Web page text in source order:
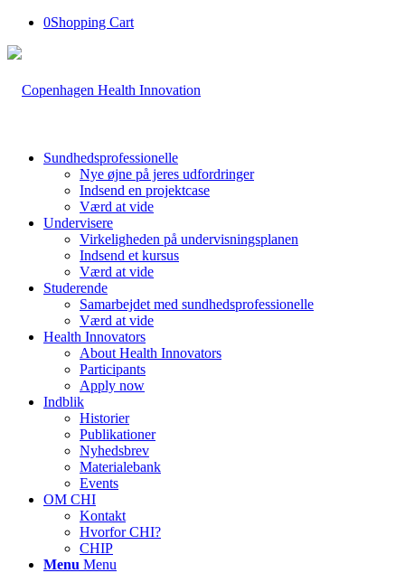
0Shopping Cart
Sundhedsprofessionelle
Nye øjne på jeres udfordringer
Indsend en projektcase
Værd at vide
Undervisere
Virkeligheden på undervisningsplanen
Indsend et kursus
Værd at vide
Studerende
Samarbejdet med sundhedsprofessionelle
Værd at vide
Health Innovators
About Health Innovators
Participants
Apply now
Indblik
Historier
Publikationer
Nyhedsbrev
Materialebank
Events
OM CHI
Kontakt
Hvorfor CHI?
CHIP
Menu Menu